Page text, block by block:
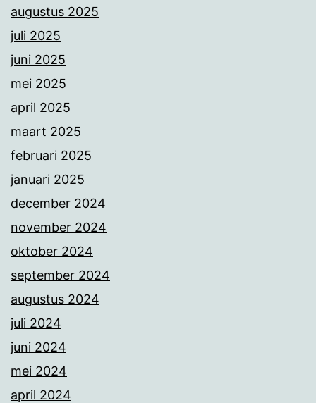
augustus 2025
juli 2025
juni 2025
mei 2025
april 2025
maart 2025
februari 2025
januari 2025
december 2024
november 2024
oktober 2024
september 2024
augustus 2024
juli 2024
juni 2024
mei 2024
april 2024